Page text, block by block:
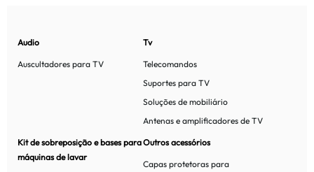
Audio
Auscultadores para TV
Tv
Telecomandos
Suportes para TV
Soluções de mobiliário
Antenas e amplificadores de TV
Kit de sobreposição e bases para
máquinas de lavar
Outros acessórios
Capas protetoras para